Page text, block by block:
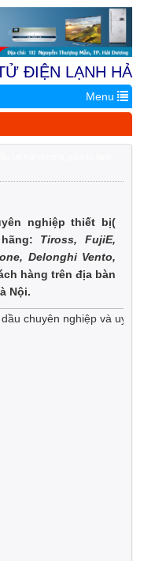
LẠNH HẢI
9.4A
Menu
tại hải dương_sửa tủ lạnh
nghiệp thiết bị(
Tiross, FujiE,
Delonghi Vento,
hàng trên địa bàn
Nội.